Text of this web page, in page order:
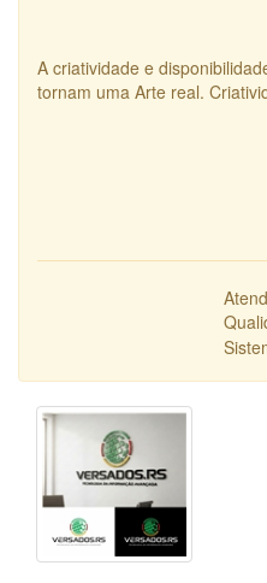
A criatividade e
tornam uma Arte real.